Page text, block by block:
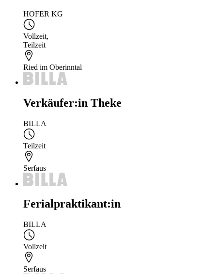
HOFER KG
Vollzeit,
Teilzeit
Ried im Oberinntal
Verkäufer:in Theke
BILLA
Teilzeit
Serfaus
Ferialpraktikant:in
BILLA
Vollzeit
Serfaus